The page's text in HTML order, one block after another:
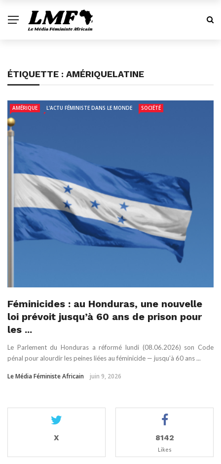
ÉTIQUETTE : AMÉRIQUELATINE
AMÉRIQUE L'ACTU FÉMINISTE DANS LE MONDE SOCIÉTÉ
Féminicides : au Honduras, une nouvelle
loi prévoit jusqu’à 60 ans de prison pour
les ...
Le Parlement du Honduras a réformé lundi (08.06.2026) son Code
pénal pour alourdir les peines liées au féminicide — jusqu’à 60 ans ...
Le Média Féministe Africain juin 9, 2026
X 8142
Likes